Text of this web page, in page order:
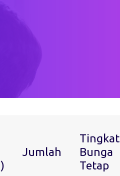
Jumlah
Tingkat
Bunga
Tetap